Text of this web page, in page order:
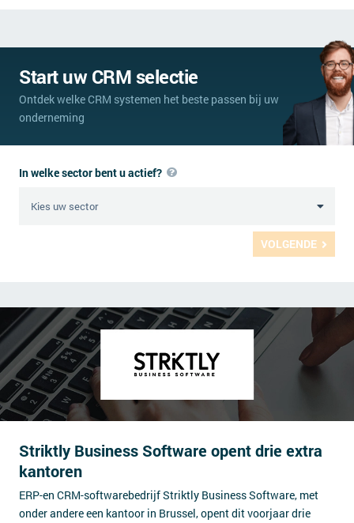
Start uw CRM selectie
Ontdek welke CRM systemen het beste passen bij uw
onderneming
VOLGENDE
In welke sector bent u actief?
Striktly Business Software opent drie extra
kantoren
ERP-en CRM-softwarebedrijf Striktly Business Software, met
onder andere een kantoor in Brussel, opent dit voorjaar drie